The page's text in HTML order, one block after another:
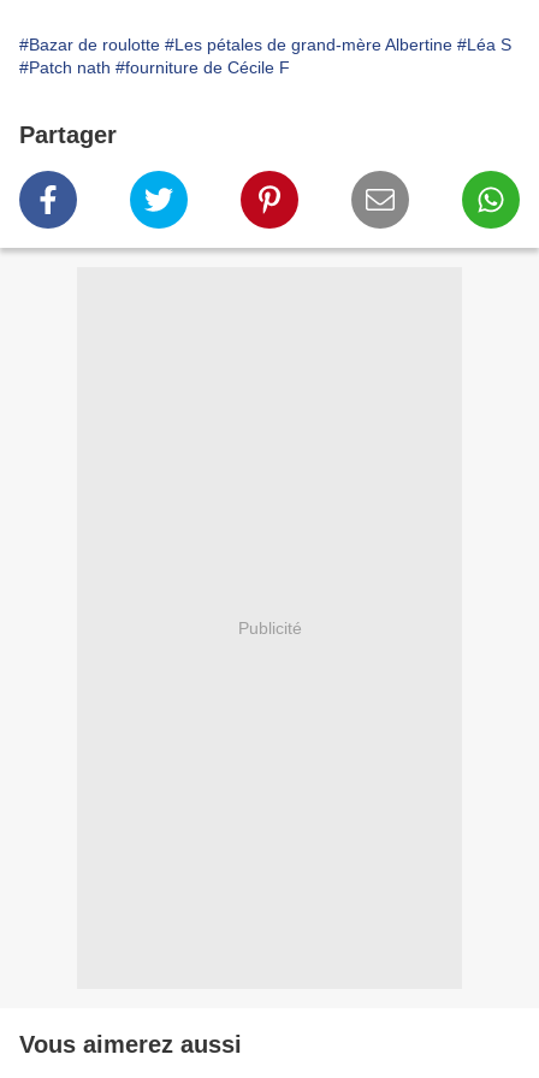
#Bazar de roulotte #Les pétales de grand-mère Albertine #Léa S
#Patch nath #fourniture de Cécile F
Partager
Publicité
Vous aimerez aussi